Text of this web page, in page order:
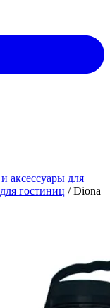
аксессуары для
гостиниц / Diona